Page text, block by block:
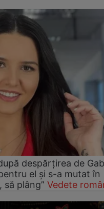
despărțirea de
el și s-a mutat în
să plâng” Vedete